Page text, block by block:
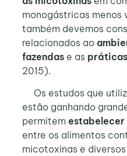
monogástricas menos
também devemos
relacionados ao
fazendase as
2015).
Os estudos que
estão ganhando
permitem estabelecer
entre os alimentos
micotoxinas e diversos